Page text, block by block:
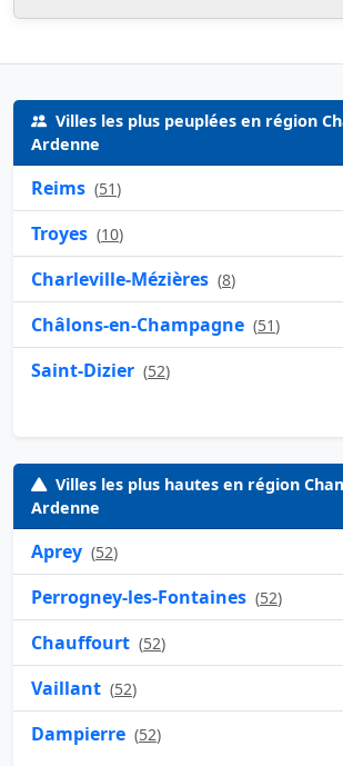
Villes les plus peuplées en région
Ardenne
Reims (51)
Troyes (10)
Charleville-Mézières (8)
Châlons-en-Champagne (51)
Saint-Dizier (52)
Villes les plus hautes en région
Ardenne
Aprey (52)
Perrogney-les-Fontaines (52)
Chauffourt (52)
Vaillant (52)
Dampierre (52)